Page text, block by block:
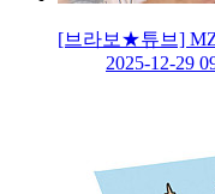
[브라보★튜브]
2025-12-29